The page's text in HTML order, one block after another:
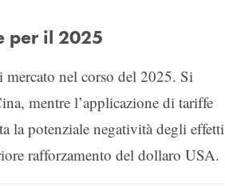
per il 2025
nel corso del 2025. Si
mentre l’applicazione di tariffe
la potenziale negatività degli effetti
rafforzamento del dollaro USA.